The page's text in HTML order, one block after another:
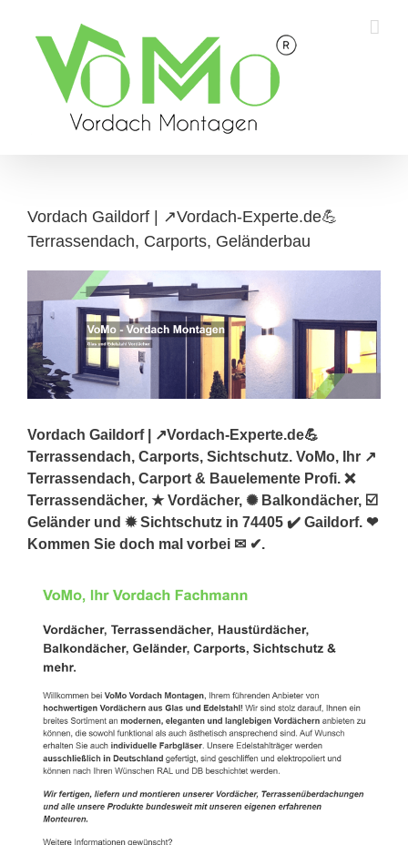
content
Vordach Gaildorf | ↗️Vordach-Experte.de💪
Terrassendach, Carports, Geländerbau
Vordach Gaildorf | ↗️Vordach-Experte.de💪
Terrassendach, Carports, Sichtschutz. VoMo, Ihr ↗️
Terrassendach, Carport & Bauelemente Profi. ❌
Terrassendächer, ★ Vordächer, ✺ Balkondächer, ☑️
Geländer und ✹ Sichtschutz in 74405 ✔️ Gaildorf. ❤
Kommen Sie doch mal vorbei ✉ ✔.